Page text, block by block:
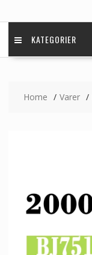
KATEGORIER
Home Varer